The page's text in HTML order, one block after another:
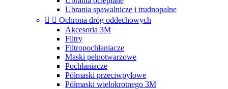
Ubrania spawalnicze i trudnopalne
  Ochrona dróg oddechowych
Akcesoria 3M
Filtry
Filtropochłaniacze
Maski pełnotwarzowe
Pochłaniacze
Półmaski przeciwpyłowe
Półmaski wielokrotnego 3M